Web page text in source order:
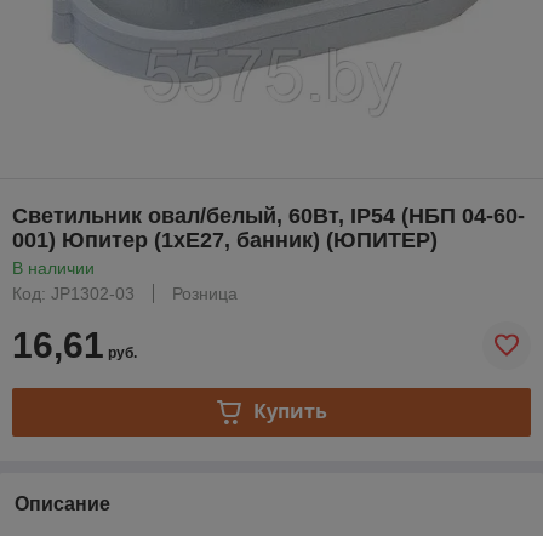
Светильник овал/белый, 60Вт, IP54 (НБП 04-60-
001) Юпитер (1хЕ27, банник) (ЮПИТЕР)
В наличии
Код: JP1302-03
Розница
16,61 руб.
Купить
Описание